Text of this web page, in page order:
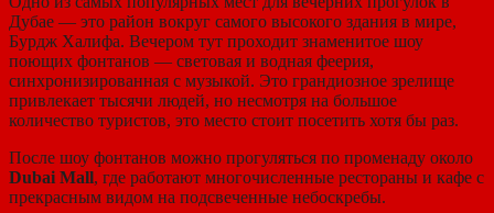
Дубае — это район вокруг самого высокого здания в мире,
Бурдж Халифа. Вечером тут проходит знаменитое шоу
поющих фонтанов — световая и водная феерия,
синхронизированная с музыкой. Это грандиозное зрелище
привлекает тысячи людей, но несмотря на большое
количество туристов, это место стоит посетить хотя бы раз.
После шоу фонтанов можно прогуляться по променаду около
Dubai Mall, где работают многочисленные рестораны и кафе с
прекрасным видом на подсвеченные небоскребы.